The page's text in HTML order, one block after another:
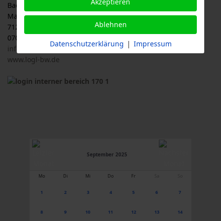
Baden-Württemberg e.V., LOGL
Malersbuckel 11
71263 Weil der Stadt
07033 / 69 23 902
info@logl-bw.de
www.logl-bw.de
September 2025
Mo Di Mi Do Fr
1 2 3 4 5 6 7
8 9 10 11 12 13 14
Ablehnen
Datenschutzerklärung | Impressum